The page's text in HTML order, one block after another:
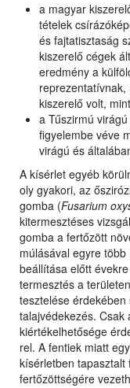
a magyar
tételek
és fajtatisztaság
kiszerelő cégek
eredmény a
kiszerelő volt,
a Tűszirmú
figyelembe véve
virágú és
A kísérlet egyéb
oly gyakori, az
gomba (Fusarium
kitermesztéses
gomba a fertőzött
múlásával egyre
beállítása előtt
termesztés a
tesztelése
talajvédekezés.
kiértékelhetősége
rel. A fentiek miatt
kísérletben tapasztalt
fertőzöttségére